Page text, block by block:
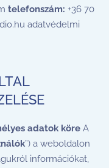
telefonszám: +36 70
adatvédelmi
adatok köre A
”) a weboldalon
információkat,